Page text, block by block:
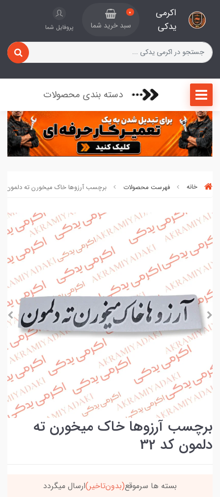
اکرمی
یدکی
0
سبد خرید شما پروفایل شما
دسته بندی محصولات
خانه فهرست محصولات برچسب آرزوها خاک میخورن ته دلمون کد
برچسب آرزوها خاک میخورن ته
دلمون کد 32
ارسال میگردد خریدتو به5میلیون